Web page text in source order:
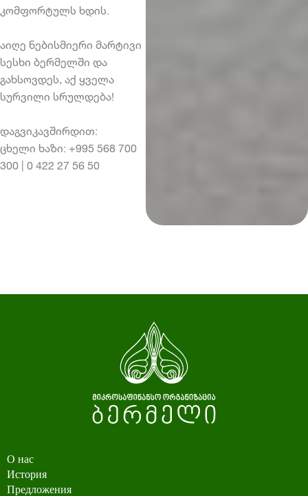
კომფორტულს ხდის.
აიღე ნებისმიერი მარტივი
სესხი ბერმელში და
გახსოვდეს, აქ ყველა
სურვილი სრულდება!
დაგვიკავშირდით:
ცხელი ხაზი: +995 568 700
300 | 0 422 27 56 50
О нас
История
Предложения